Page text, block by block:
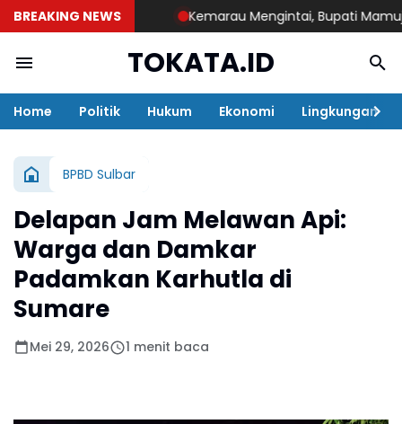
BREAKING NEWS Kemarau Mengintai, Bupati Mamuju
TOKATA.ID
Home Politik Hukum Ekonomi Lingkungan
BPBD Sulbar
Delapan Jam Melawan Api:
Warga dan Damkar
Padamkan Karhutla di
Sumare
Mei 29, 2026 1 menit baca